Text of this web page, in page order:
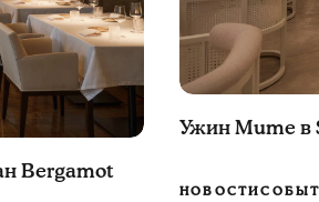
Bergamot
Ужин Mume в
НОВОСТИ